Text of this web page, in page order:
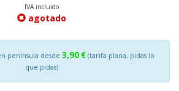
IVA incluido
agotado
península desde 3,90 € (tarifa plana, pidas lo
que pidas)